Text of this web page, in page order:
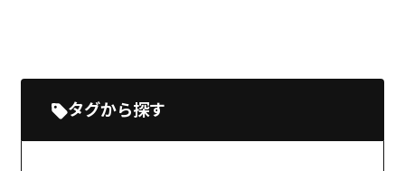
タグから探す